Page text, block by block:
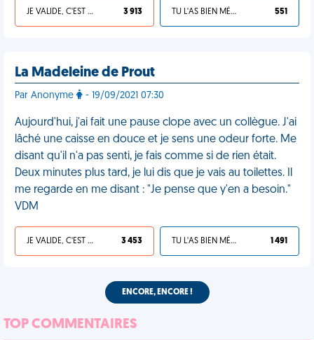
JE VALIDE, C'EST UNE VDM 3 913 TU L'AS BIEN MÉRITÉ 551
La Madeleine de Prout
Par Anonyme - 19/09/2021 07:30
Aujourd'hui, j'ai fait une pause clope avec un collègue. J'ai
lâché une caisse en douce et je sens une odeur forte. Me
disant qu'il n'a pas senti, je fais comme si de rien était.
Deux minutes plus tard, je lui dis que je vais au toilettes. Il
me regarde en me disant : "Je pense que y'en a besoin."
VDM
JE VALIDE, C'EST UNE VDM 3 453 TU L'AS BIEN MÉRITÉ 1 491
ENCORE, ENCORE !
TOP COMMENTAIRES